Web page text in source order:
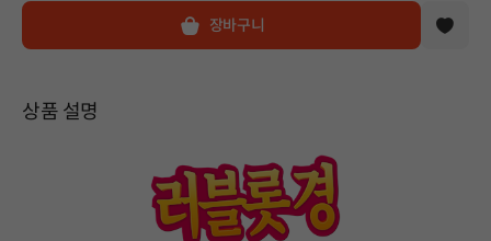
장바구니
상품 설명